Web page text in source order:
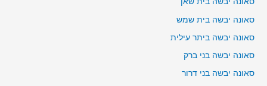
סאונה יבשה בית שמש
סאונה יבשה ביתר עילית
סאונה יבשה בני ברק
סאונה יבשה בני דרור